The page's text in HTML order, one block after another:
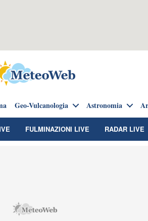
Geo-Vulcanologia Astronomia
FULMINAZIONI LIVE RADAR LIVE